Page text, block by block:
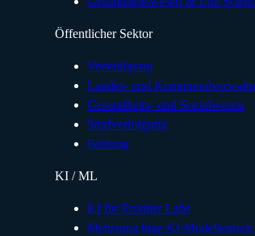
Öffentlicher Sektor
Verteidigung
Landes- und
Gesundheits- und Sozialwesen
Strafverfolgung
Bildung
KI / ML
KI für Frontier Labs
Mehrsprachige KI-